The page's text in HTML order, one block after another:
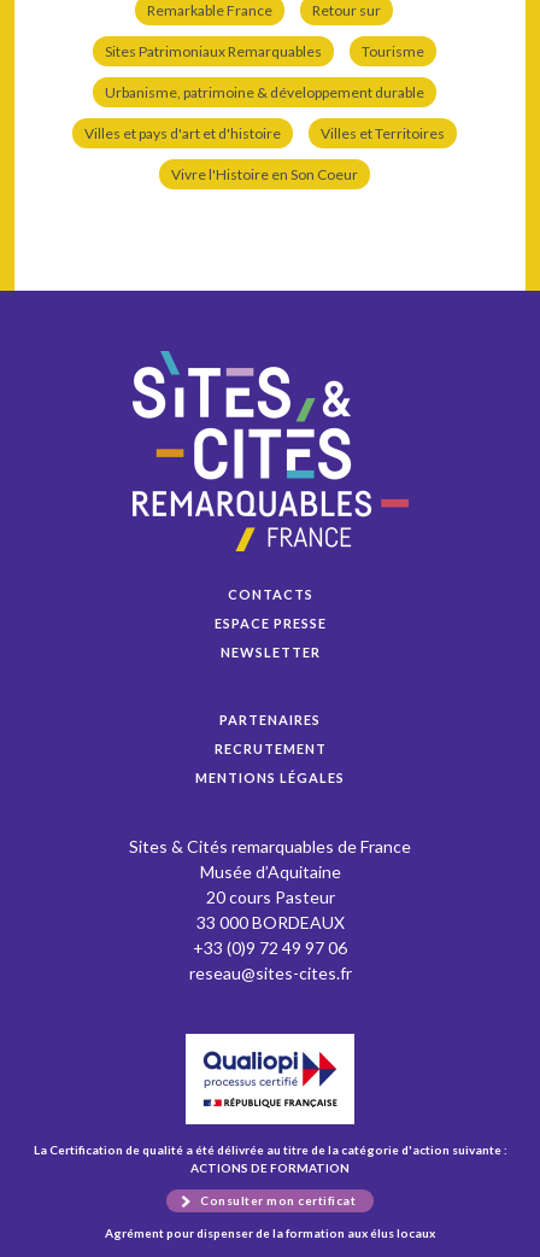
Remarkable France Retour sur
Sites Patrimoniaux Remarquables Tourisme
Urbanisme, patrimoine & développement durable
Villes et pays d'art et d'histoire Villes et Territoires
Vivre l'Histoire en Son Coeur
CONTACTS
ESPACE PRESSE
NEWSLETTER
PARTENAIRES
RECRUTEMENT
MENTIONS LÉGALES
Sites & Cités remarquables de France
Musée d’Aquitaine
20 cours Pasteur
33 000 BORDEAUX
+33 (0)9 72 49 97 06
reseau@sites-cites.fr
La Certification de qualité a été délivrée au titre de la catégorie d'action suivante :
ACTIONS DE FORMATION
Consulter mon certificat
Agrément pour dispenser de la formation aux élus locaux